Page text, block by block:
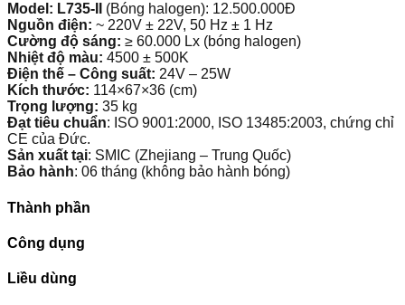
Model: L735-II (Bóng halogen): 12.500.000Đ
Nguồn điện: ~ 220V ± 22V, 50 Hz ± 1 Hz
Cường độ sáng: ≥ 60.000 Lx (bóng halogen)
Nhiệt độ màu: 4500 ± 500K
Điện thế – Công suất: 24V – 25W
Kích thước: 114×67×36 (cm)
Trọng lượng: 35 kg
Đạt tiêu chuẩn: ISO 9001:2000, ISO 13485:2003, chứng chỉ
CE của Đức.
Sản xuất tại: SMIC (Zhejiang – Trung Quốc)
Bảo hành: 06 tháng (không bảo hành bóng)
Thành phần
Công dụng
Liều dùng